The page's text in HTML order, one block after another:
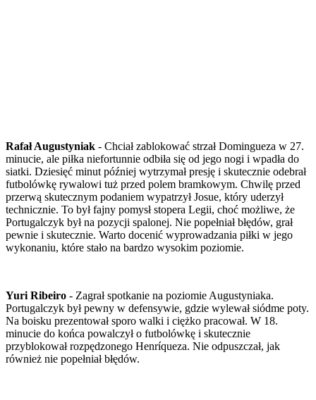
Rafał Augustyniak - Chciał zablokować strzał Domingueza w 27.
minucie, ale piłka niefortunnie odbiła się od jego nogi i wpadła do
siatki. Dziesięć minut później wytrzymał presję i skutecznie odebrał
futbolówkę rywalowi tuż przed polem bramkowym. Chwilę przed
przerwą skutecznym podaniem wypatrzył Josue, który uderzył
technicznie. To był fajny pomysł stopera Legii, choć możliwe, że
Portugalczyk był na pozycji spalonej. Nie popełniał błędów, grał
pewnie i skutecznie. Warto docenić wyprowadzania piłki w jego
wykonaniu, które stało na bardzo wysokim poziomie.
Yuri Ribeiro - Zagrał spotkanie na poziomie Augustyniaka.
Portugalczyk był pewny w defensywie, gdzie wylewał siódme poty.
Na boisku prezentował sporo walki i ciężko pracował. W 18.
minucie do końca powalczył o futbolówkę i skutecznie
przyblokował rozpędzonego Henríqueza. Nie odpuszczał, jak
również nie popełniał błędów.